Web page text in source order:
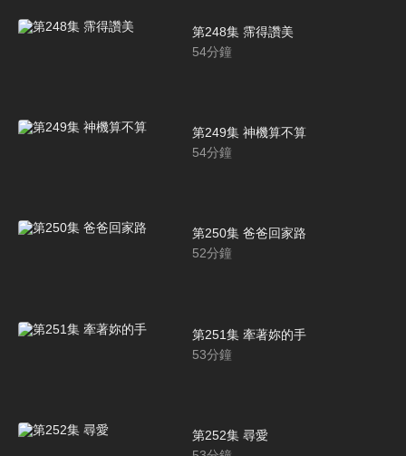
第248集 霈得讚美
54分鐘
第249集 神機算不算
54分鐘
第250集 爸爸回家路
52分鐘
第251集 牽著妳的手
53分鐘
第252集 尋愛